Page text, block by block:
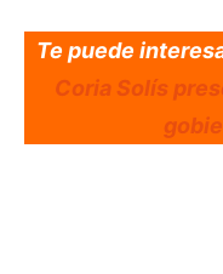
Te puede
Coria Solís